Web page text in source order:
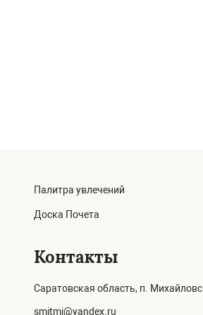
Палитра увлечений
Доска Почета
Контакты
Саратовская область, п.
smitmi@yandex.ru